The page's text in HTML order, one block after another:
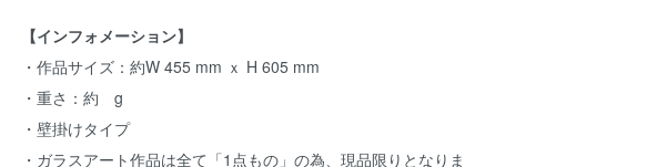
【インフォメーション】
・作品サイズ：約W 455 mm ｘ H 605 mm
・重さ：約 g
・壁掛けタイプ
・ガラスアート作品は全て「1点もの」の為、現品限りとなりま